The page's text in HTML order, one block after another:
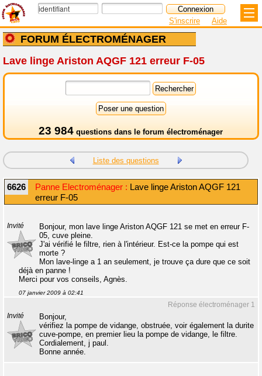
FORUM ÉLECTROMÉNAGER
S'inscrire Aide
Lave linge Ariston AQGF 121 erreur F-05
23 984 questions dans le forum électroménager
Liste des questions
6626 Panne Electroménager : Lave linge Ariston AQGF 121
erreur F-05
Invité
Bonjour, mon lave linge Ariston AQGF 121 se met en erreur F-
05, cuve pleine.
J'ai vérifié le filtre, rien à l'intérieur. Est-ce la pompe qui est
morte ?
Mon lave-linge a 1 an seulement, je trouve ça dure que ce soit
déjà en panne !
Merci pour vos conseils, Agnès.
07 janvier 2009 à 02:41
Réponse électroménager 1
Invité
Bonjour,
vérifiez la pompe de vidange, obstruée, voir également la durite
cuve-pompe, en premier lieu la pompe de vidange, le filtre.
Cordialement, j paul.
Bonne année.